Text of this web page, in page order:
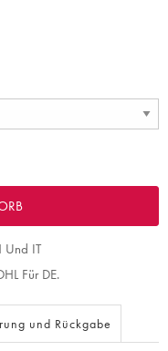
Und IT
Für DE.
und Rückgabe